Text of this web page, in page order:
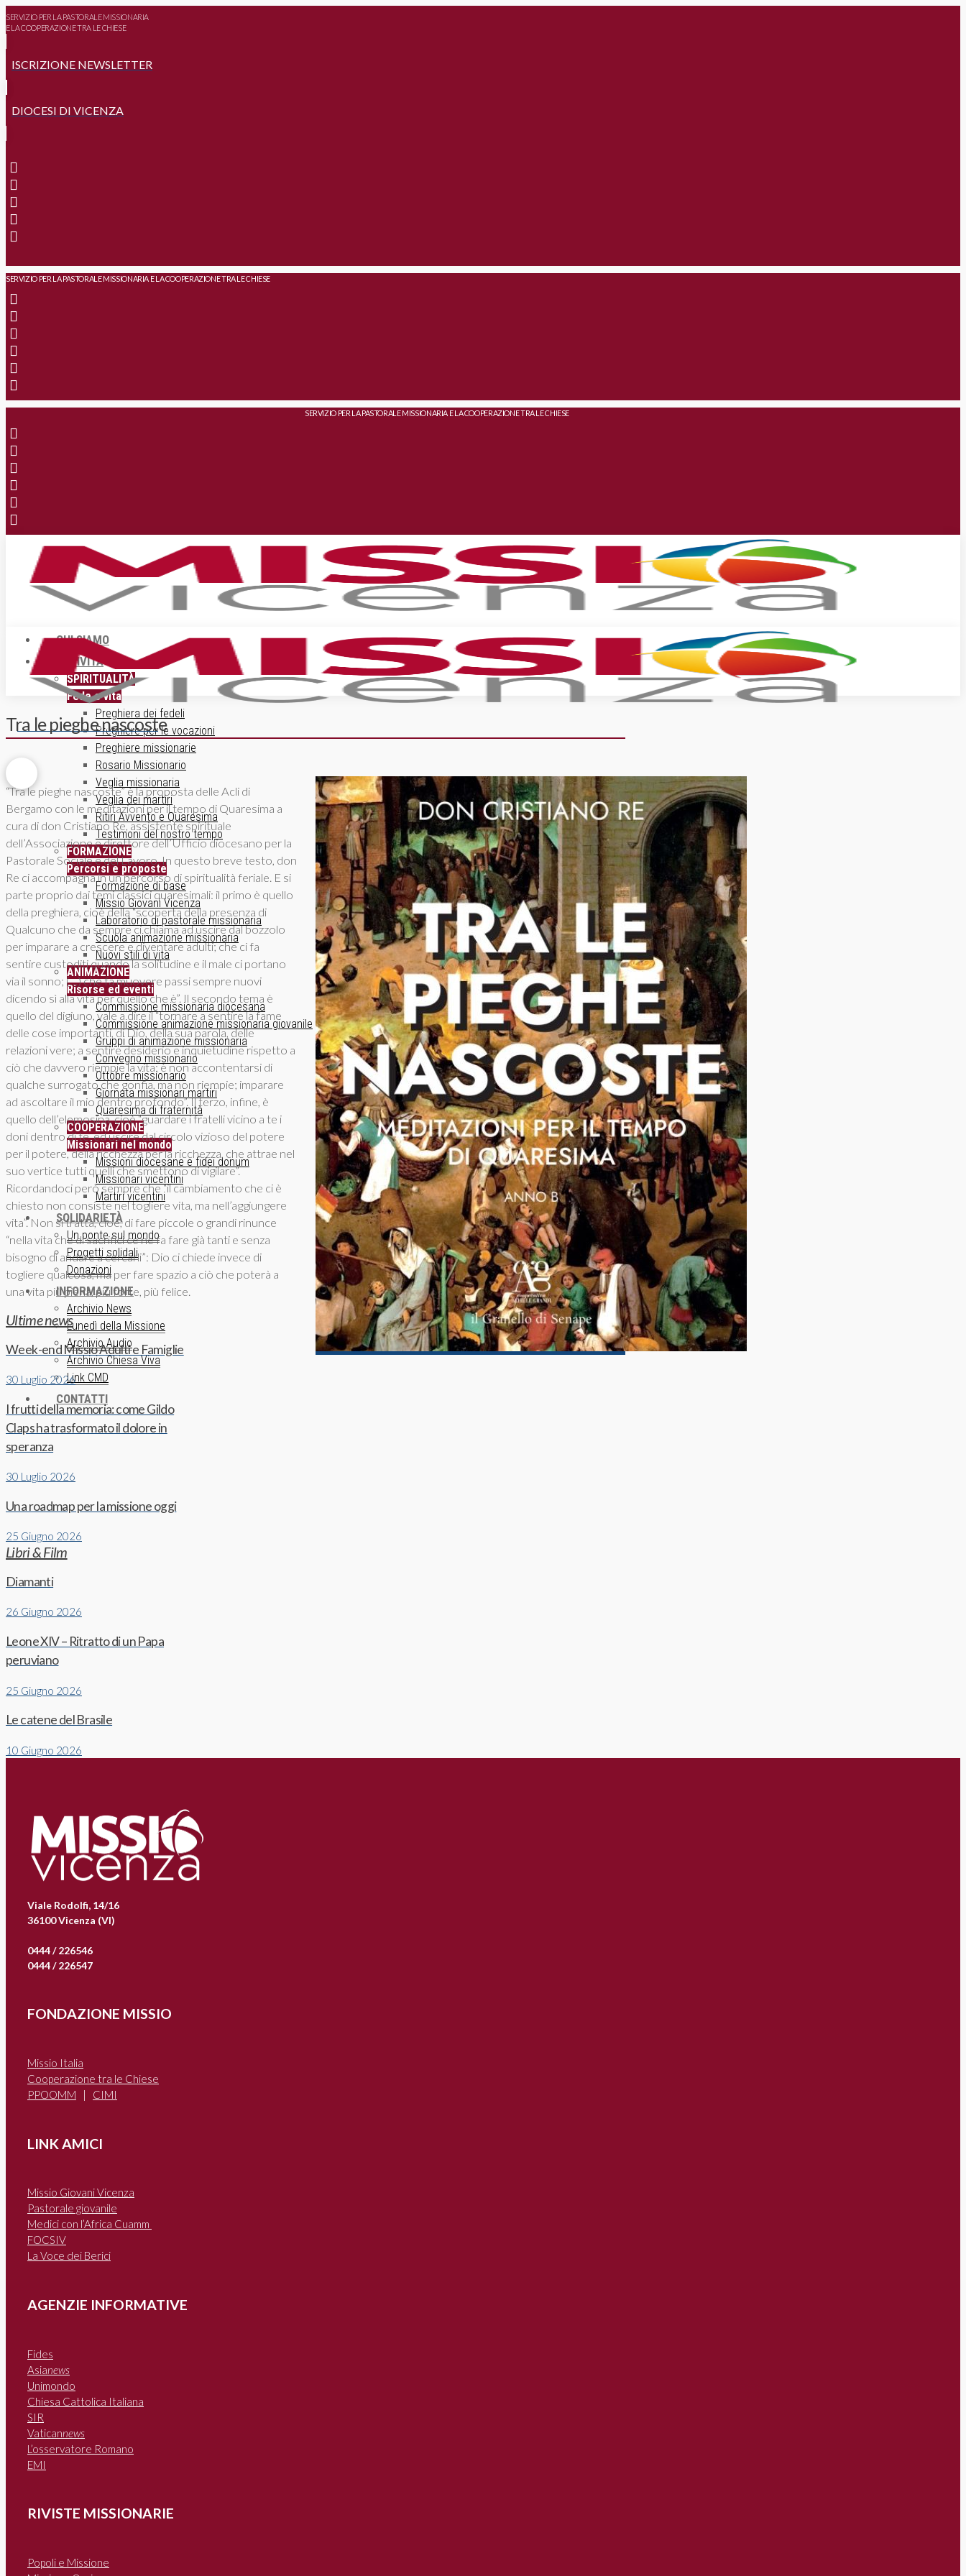
SERVIZIO PER LA PASTORALE MISSIONARIA
E LA COOPERAZIONE TRA LE CHIESE
ISCRIZIONE NEWSLETTER
DIOCESI DI VICENZA
SERVIZIO PER LA PASTORALE MISSIONARIA E LA COOPERAZIONE TRA LE CHIESE
SERVIZIO PER LA PASTORALE MISSIONARIA E LA COOPERAZIONE TRA LE CHIESE
CHI SIAMO
ATTIVITÀ
SPIRITUALITÀ
Fede e vita
Preghiera dei fedeli
Preghiere per le vocazioni
Preghiere missionarie
Rosario Missionario
Veglia missionaria
Veglia dei martiri
Ritiri Avvento e Quaresima
Testimoni del nostro tempo
FORMAZIONE
Percorsi e proposte
Formazione di base
Missio Giovani Vicenza
Laboratorio di pastorale missionaria
Scuola animazione missionaria
Nuovi stili di vita
ANIMAZIONE
Risorse ed eventi
Commissione missionaria diocesana
Commissione animazione missionaria giovanile
Gruppi di animazione missionaria
Convegno missionario
Ottobre missionario
Giornata missionari martiri
Quaresima di fraternità
COOPERAZIONE
Missionari nel mondo
Missioni diocesane e fidei donum
Missionari vicentini
Martiri vicentini
SOLIDARIETÀ
Un ponte sul mondo
Progetti solidali
Donazioni
INFORMAZIONE
Archivio News
Lunedì della Missione
Archivio Audio
Archivio Chiesa Viva
Link CMD
CONTATTI
ISCRIZIONE NEWSLETTER
Tra le pieghe nascoste
“Tra le pieghe nascoste” è la proposta delle Acli di
Bergamo con le meditazioni per il tempo di Quaresima a
cura di don Cristiano Re, assistente spirituale
dell’Associazione e direttore dell’Ufficio diocesano per la
Pastorale Sociale e del Lavoro. In questo breve testo, don
Re ci accompagna in un percorso di spiritualità feriale. E si
parte proprio dai temi classici quaresimali: il primo è quello
della preghiera, cioè della “scoperta della presenza di
Qualcuno che da sempre ci chiama ad uscire dal bozzolo
per imparare a crescere e diventare adulti; che ci fa
sentire custoditi quando la solitudine e il male ci portano
via il sonno; (…) che fa muovere passi sempre nuovi
dicendo sì alla vita per quello che è”. Il secondo tema è
quello del digiuno, vale a dire il “tornare a sentire la fame
delle cose importanti, di Dio, della sua parola, delle
relazioni vere; a sentire desiderio e inquietudine rispetto a
ciò che davvero riempie la vita; è non accontentarsi di
qualche surrogato che gonfia, ma non riempie; imparare
ad ascoltare il mio dentro profondo”. Il terzo, infine, è
quello dell’elemosina, cioè “guardare i fratelli vicino a te i
doni dentro di te, ed uscire dal circolo vizioso del potere
per il potere, della ricchezza per la ricchezza, che attrae nel
suo vertice tutti quelli che smettono di vigilare”.
Ricordandoci però sempre che “il cambiamento che ci è
chiesto non consiste nel togliere vita, ma nell’aggiungere
vita”. Non si tratta, cioè, di fare piccole o grandi rinunce
“nella vita che di sacrifici ce ne fa fare già tanti e senza
bisogno di andare a cercarli”: Dio ci chiede invece di
togliere qualcosa, ma per fare spazio a ciò che poterà a
una vita più piena, più forte, più felice.
Ultime news
Week-end Missio Adulti e Famiglie
30 Luglio 2026
I frutti della memoria: come Gildo
Claps ha trasformato il dolore in
speranza
30 Luglio 2026
Una roadmap per la missione oggi
25 Giugno 2026
Libri & Film
Diamanti
26 Giugno 2026
Leone XIV – Ritratto di un Papa
peruviano
25 Giugno 2026
Le catene del Brasile
10 Giugno 2026
Viale Rodolfi, 14/16
36100 Vicenza (VI)
0444 / 226546
0444 / 226547
FONDAZIONE MISSIO
Missio Italia
Cooperazione tra le Chiese
PPOOMM | CIMI
LINK AMICI
Missio Giovani Vicenza
Pastorale giovanile
Medici con l’Africa Cuamm
FOCSIV
La Voce dei Berici
AGENZIE INFORMATIVE
Fides
Asianews
Unimondo
Chiesa Cattolica Italiana
SIR
Vaticannews
L’osservatore Romano
EMI
RIVISTE MISSIONARIE
Popoli e Missione